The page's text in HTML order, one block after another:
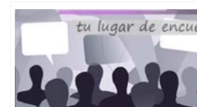
业证551190476留学生在哪里可以
551190476哪里可以办理加拿大毕
请学校办理假的毕业证成绩单可以
可以办理水印成绩单551190476哪
GPA分数551190476假毕业证能查
假文凭网上能查到吗551190476 如
QQ微信551190476办假大学毕业证
国外毕业证去哪认证QQ微信